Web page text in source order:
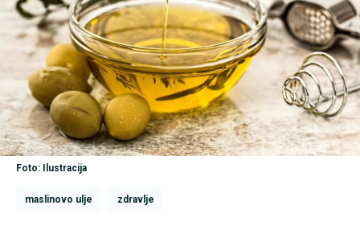
Foto: Ilustracija
maslinovo ulje zdravlje